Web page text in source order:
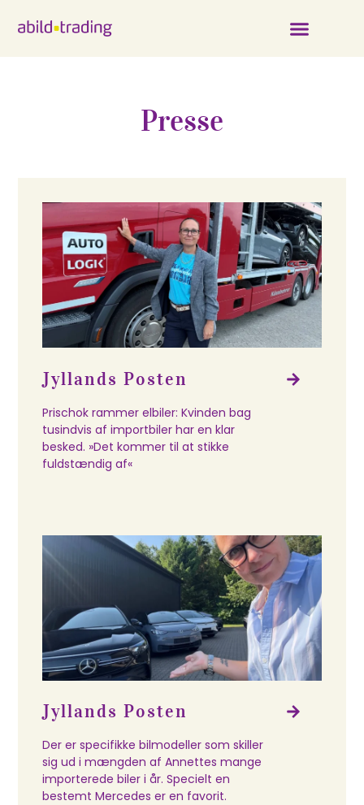
Presse
Jyllands Posten
Prischok rammer elbiler: Kvinden bag
tusindvis af importbiler har en klar
besked. »Det kommer til at stikke
fuldstændig af«
Jyllands Posten
Der er specifikke bilmodeller som skiller
sig ud i mængden af Annettes mange
importerede biler i år. Specielt en
bestemt Mercedes er en favorit.